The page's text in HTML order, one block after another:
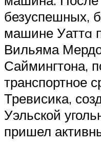
безуспешных,
машине Уаттa
Вильяма
Саймингтона,
транспортное
Тревисика,
Уэльской
пришел